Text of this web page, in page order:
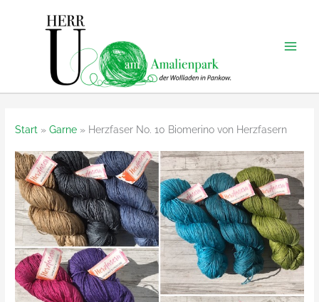
Start Garne Herzfaser No. 10 Biomerino von Herzfasern